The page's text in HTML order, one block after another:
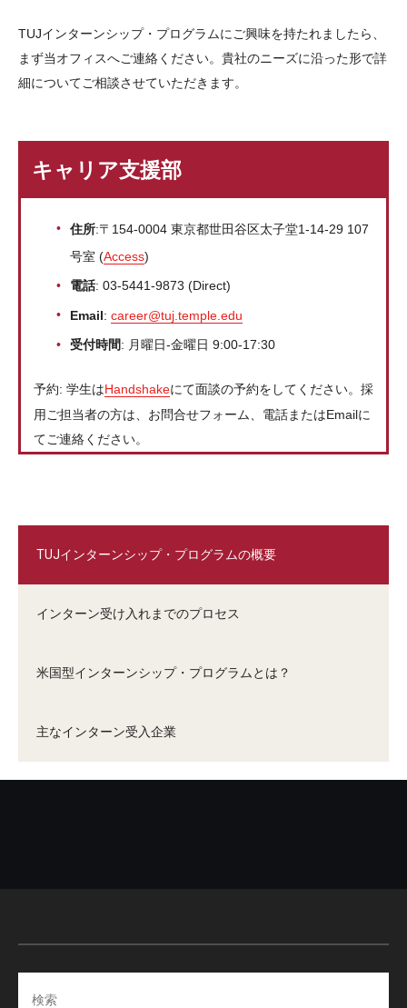
TUJインターンシップ・プログラムの概要
インターン受け入れまでのプロセス
米国型インターンシップ・プログラムとは？
主なインターン受入企業
TUJインターンシップ・プログラムにご興味を持たれましたら、
まず当オフィスへご連絡ください。貴社のニーズに沿った形で詳
細についてご相談させていただきます。
キャリア支援部
住所:〒154-0004 東京都世田谷区太子堂1-14-29 107
号室 (Access)
電話: 03-5441-9873 (Direct)
Email: career@tuj.temple.edu
受付時間: 月曜日-金曜日 9:00-17:30
予約: 学生はHandshakeにて面談の予約をしてください。採
用ご担当者の方は、お問合せフォーム、電話またはEmailに
てご連絡ください。